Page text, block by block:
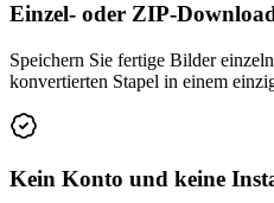
Einzel- oder ZIP-
Speichern Sie fertige Bilder
konvertierten Stapel in einem
Kein Konto und keine